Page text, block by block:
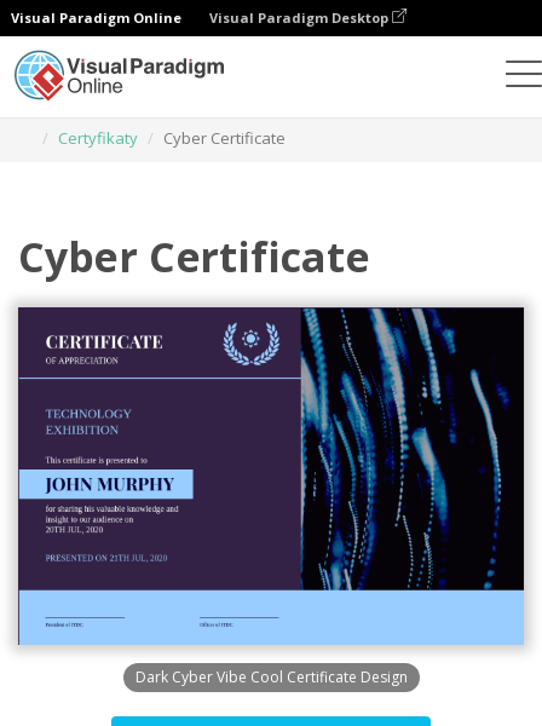
Visual Paradigm Online Visual Paradigm Desktop
Certyfikaty
Cyber Certificate
Cyber Certificate
Dark Cyber Vibe Cool Certificate Design